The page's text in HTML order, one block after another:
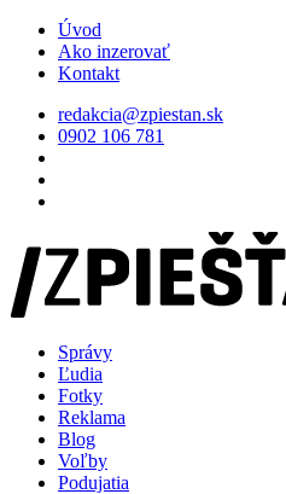
Úvod
Ako inzerovať
Kontakt
redakcia@zpiestan.sk
0902 106 781
Správy
Ľudia
Fotky
Reklama
Blog
Voľby
Podujatia